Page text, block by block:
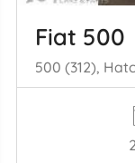
Fiat 500
500 (312),